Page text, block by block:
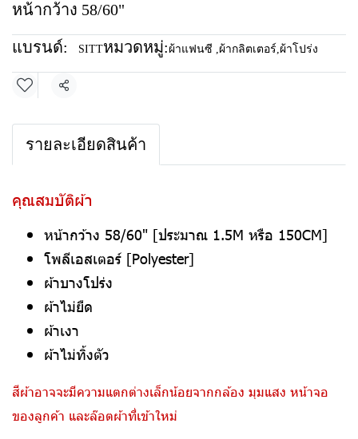
หน้ากว้าง 58/60"
แบรนด์: SITTหมวดหมู่: ผ้าแฟนซี ,ผ้ากลิตเตอร์,ผ้าโปร่ง
แชร์
รายละเอียดสินค้า
คุณสมบัติผ้า
หน้ากว้าง 58/60" [ประมาณ 1.5M หรือ 150CM]
โพลีเอสเตอร์ [Polyester]
ผ้าบางโปร่ง
ผ้าไม่ยืด
ผ้าเงา
ผ้าไม่ทิ้งตัว
สีผ้าอาจจะมีความแตกต่างเล็กน้อยจากกล้อง มุมแสง หน้าจอ
ของลูกค้า และล๊อตผ้าที่เข้าใหม่